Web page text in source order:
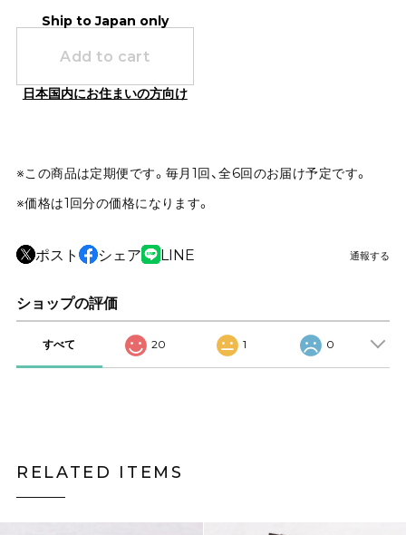
Ship to Japan only
Add to cart
日本国内にお住まいの方向け
※この商品は定期便です。毎月1回、全6回のお届け予定です。
※価格は1回分の価格になります。
ポスト シェア LINE 通報する
ショップの評価
すべて 20 1 0
RELATED ITEMS